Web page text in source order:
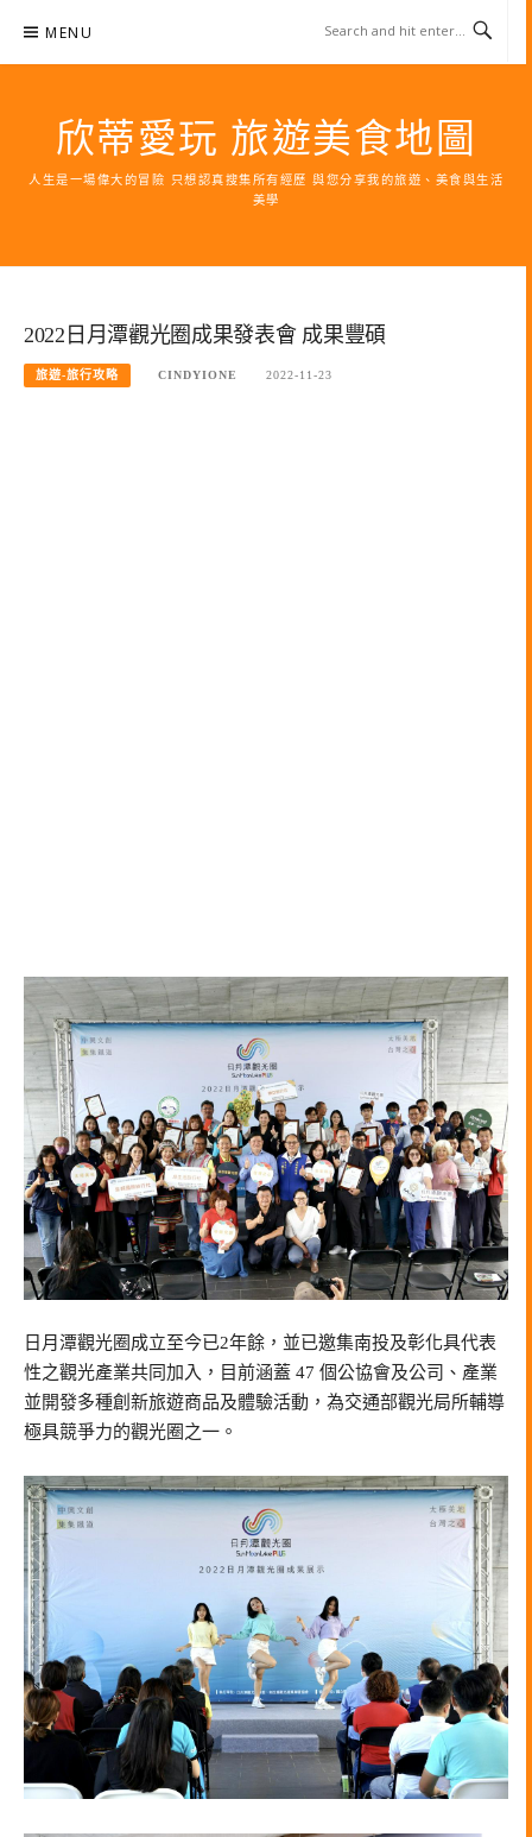
content
MENU
欣蒂愛玩 旅遊美食地圖
人生是一場偉大的冒險 只想認真搜集所有經歷 與您分享我的旅遊、美食與生活
美學
2022日月潭觀光圈成果發表會 成果豐碩
旅遊-旅行攻略 CINDYIONE 2022-11-23
日月潭觀光圈成立至今已2年餘，並已邀集南投及彰化具代表
性之觀光產業共同加入，目前涵蓋 47 個公協會及公司、產業
並開發多種創新旅遊商品及體驗活動，為交通部觀光局所輔導
極具競爭力的觀光圈之一。